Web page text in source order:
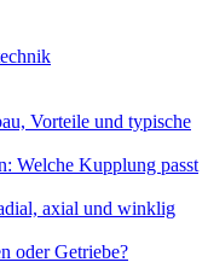
Vorteile und typische
Welche Kupplung passt
axial und winklig
oder Getriebe?